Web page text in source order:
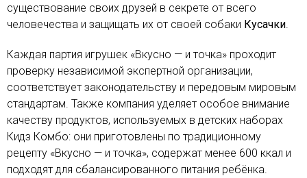
существование своих друзей в секрете от всего
человечества и защищать их от своей собаки Кусачки
Каждая партия игрушек «Вкусно — и точка» проходит
проверку независимой экспертной организации,
соответствует законодательству и передовым мировым
стандартам. Также компания уделяет особое внимание
качеству продуктов, используемых в детских наборах
Кидз Комбо: они приготовлены по традиционному
рецепту «Вкусно — и точка», содержат менее 600 ккал и
подходят для сбалансированного питания ребёнка.